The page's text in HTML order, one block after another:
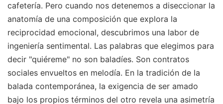
cafetería. Pero cuando nos detenemos a diseccionar la
anatomía de una composición que explora la
reciprocidad emocional, descubrimos una labor de
ingeniería sentimental. Las palabras que elegimos para
decir "quiéreme" no son baladíes. Son contratos
sociales envueltos en melodía. En la tradición de la
balada contemporánea, la exigencia de ser amado
bajo los propios términos del otro revela una asimetría